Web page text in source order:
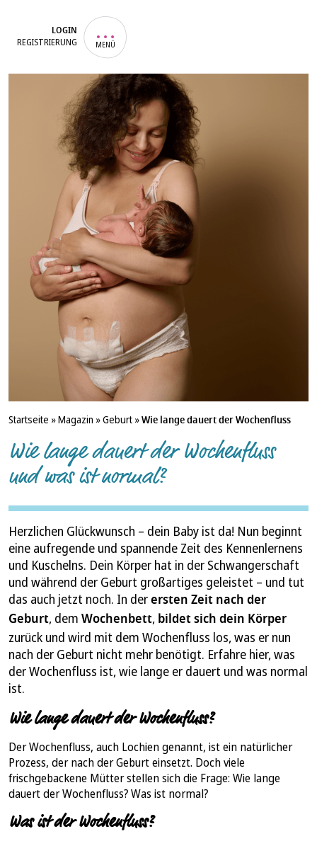
LOGIN
REGISTRIERUNG MENÜ
Startseite »Magazin »Geburt »Wie lange dauert der Wochenfluss
Wie lange dauert der Wochenfluss
und was ist normal?
Herzlichen Glückwunsch – dein Baby ist da! Nun beginnt
eine aufregende und spannende Zeit des Kennenlernens
und Kuschelns. Dein Körper hat in der Schwangerschaft
und während der Geburt großartiges geleistet – und tut
das auch jetzt noch. In derersten Zeit nach der
Geburt, dem Wochenbett, bildet sich dein Körper
zurück und wird mit dem Wochenfluss los, was er nun
nach der Geburt nicht mehr benötigt. Erfahre hier, was
der Wochenfluss ist, wie lange er dauert und was normal
ist.
Wie lange dauert der Wochenfluss?
Der Wochenfluss, auch Lochien genannt, ist ein natürlicher
Prozess, der nach der Geburt einsetzt. Doch viele
frischgebackene Mütter stellen sich die Frage: Wie lange
dauert der Wochenfluss? Was ist normal?
Was ist der Wochenfluss?